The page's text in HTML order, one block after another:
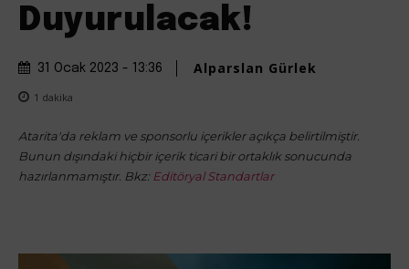
Duyurulacak!
31 Ocak 2023 - 13:36 Alparslan Gürlek
1 dakika
Atarita'da reklam ve sponsorlu içerikler açıkça belirtilmiştir.
Bunun dışındaki hiçbir içerik ticari bir ortaklık sonucunda
hazırlanmamıştır. Bkz: Editöryal Standartlar